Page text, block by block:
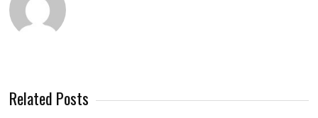
Related Posts